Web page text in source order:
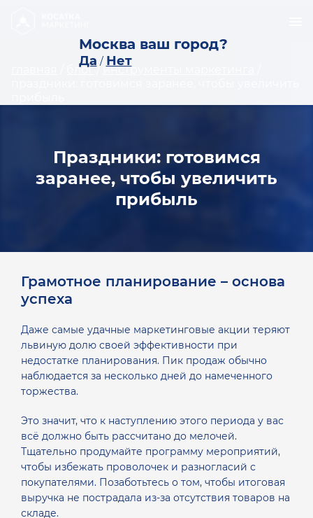
Москва ваш город?
Да / Нет
блог / инструменты маркетинга
Праздники: готовимся
заранее, чтобы увеличить
прибыль
Грамотное планирование – основа
успеха
Даже самые удачные маркетинговые акции теряют
львиную долю своей эффективности при
недостатке планирования. Пик продаж обычно
наблюдается за несколько дней до намеченного
торжества.
Это значит, что к наступлению этого периода у вас
всё должно быть рассчитано до мелочей.
Тщательно продумайте программу мероприятий,
чтобы избежать проволочек и разногласий с
покупателями. Позаботьтесь о том, чтобы итоговая
выручка не пострадала из-за отсутствия товаров на
складе.